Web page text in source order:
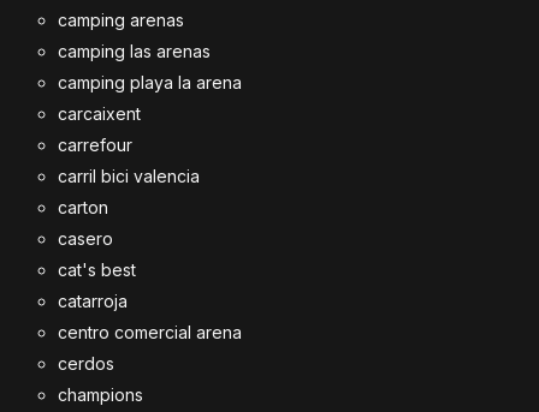
camping arenas
camping las arenas
camping playa la arena
carcaixent
carrefour
carril bici valencia
carton
casero
cat's best
catarroja
centro comercial arena
cerdos
champions